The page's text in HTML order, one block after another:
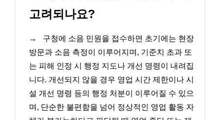
고려되나요?
→
구청에 소음 민원을 접수하면 초기에는 현장
방문과 소음 측정이 이루어지며, 기준치 초과 또
는 피해 인정 시 행정 지도나 개선 명령이 내려집
니다. 개선되지 않을 경우 영업 시간 제한이나 시
설 개선 명령 등의 행정 처분이 이루어질 수 있으
며, 단순한 불편함을 넘어 정상적인 영업 활동 자